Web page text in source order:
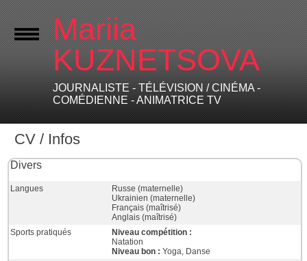
Mariia
KUZNETSOVA
JOURNALISTE - TÉLÉVISION / CINÉMA -
COMÉDIENNE - ANIMATRICE TV
CV / Infos
Divers
Langues
Russe (maternelle)
Ukrainien (maternelle)
Français (maîtrisé)
Anglais (maîtrisé)
Sports pratiqués
Niveau compétition :
Natation
Niveau bon : Yoga, Danse